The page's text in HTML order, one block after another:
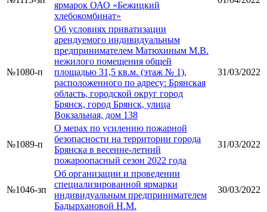
ярмарок ОАО «Бежицкий
хлебокомбинат»
№1080-п
Об условиях приватизации
арендуемого индивидуальным
предпринимателем Матюхиным М.В.
нежилого помещения общей
площадью 31,5 кв.м. (этаж № 1),
расположенного по адресу: Брянская
область, городской округ город
Брянск, город Брянск, улица
Вокзальная, дом 138
31/03/2022
№1089-п
О мерах по усилению пожарной
безопасности на территории города
Брянска в весенне-летний
пожароопасный сезон 2022 года
31/03/2022
№1046-зп
Об организации и проведении
специализированной ярмарки
индивидуальным предпринимателем
Бадырхановой Н.М.
30/03/2022